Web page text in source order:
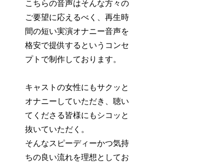
こちらの音声はそんな方々の
ご要望に応えるべく、再生時
間の短い実演オナニー音声を
格安で提供するというコンセ
プトで制作しております。
キャストの女性にもサクッと
オナニーしていただき、聴い
てくださる皆様にもシコッと
抜いていただく。
そんなスピーディーかつ気持
ちの良い流れを理想としてお